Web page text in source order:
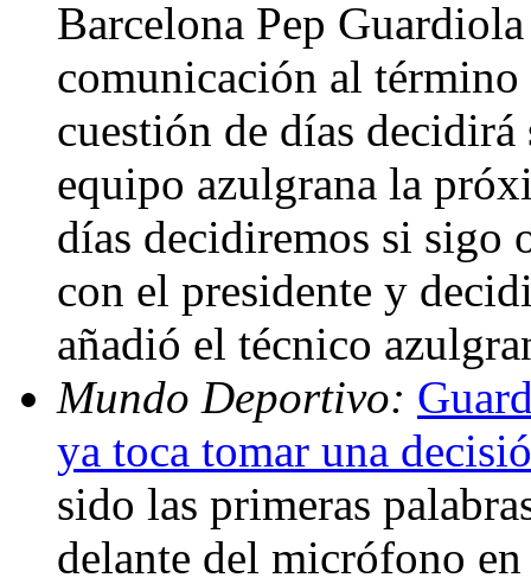
Barcelona Pep
comunicación al término
cuestión de días
equipo azulgrana la
días decidiremos si sigo
con el presidente y
añadió el técnico
Mundo Deportivo:
ya toca tomar una
sido las primeras
delante del micrófono